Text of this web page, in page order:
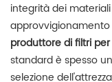
integrità dei
produttore di filtri
standard è spesso
selezione